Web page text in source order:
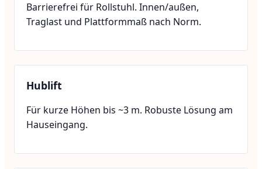
Barrierefrei für Rollstuhl. Innen/außen,
Traglast und Plattformmaß nach Norm.
Hublift
Für kurze Höhen bis ~3 m. Robuste Lösung am
Hauseingang.